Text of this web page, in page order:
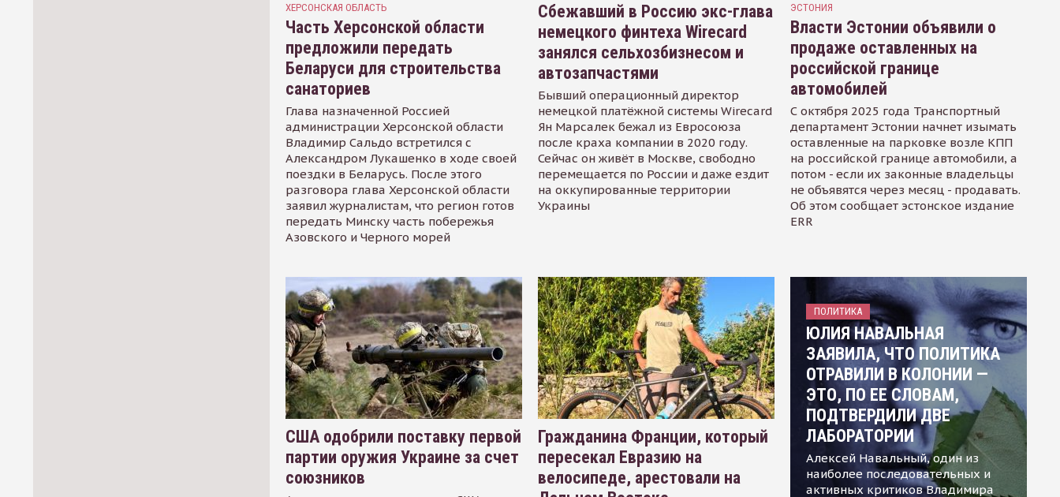
ХЕРСОНСКАЯ ОБЛАСТЬ
Часть Херсонской области
предложили передать
Беларуси для строительства
санаториев
Глава назначенной Россией
администрации Херсонской области
Владимир Сальдо встретился с
Александром Лукашенко в ходе своей
поездки в Беларусь. После этого
разговора глава Херсонской области
заявил журналистам, что регион готов
передать Минску часть побережья
Азовского и Черного морей
Сбежавший в Россию экс-глава
немецкого финтеха Wirecard
занялся сельхозбизнесом и
автозапчастями
Бывший операционный директор
немецкой платёжной системы Wirecard
Ян Марсалек бежал из Евросоюза
после краха компании в 2020 году.
Сейчас он живёт в Москве, свободно
перемещается по России и даже ездит
на оккупированные территории
Украины
ЭСТОНИЯ
Власти Эстонии объявили о
продаже оставленных на
российской границе
автомобилей
С октября 2025 года Транспортный
департамент Эстонии начнет изымать
оставленные на парковке возле КПП
на российской границе автомобили, а
потом - если их законные владельцы
не объявятся через месяц - продавать.
Об этом сообщает эстонское издание
ERR
США одобрили поставку первой
партии оружия Украине за счет
союзников
Гражданина Франции, который
пересекал Евразию на
велосипеде, арестовали на
ПОЛИТИКА
ЮЛИЯ НАВАЛЬНАЯ
ЗАЯВИЛА, ЧТО ПОЛИТИКА
ОТРАВИЛИ В КОЛОНИИ —
ЭТО, ПО ЕЕ СЛОВАМ,
ПОДТВЕРДИЛИ ДВЕ
ЛАБОРАТОРИИ
Алексей Навальный, один из
наиболее последовательных и
активных критиков Владимира